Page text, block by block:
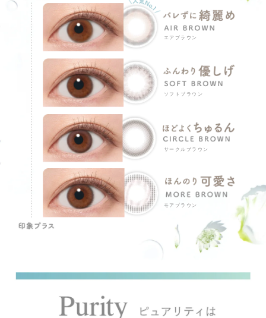
エアブラウン
ソフトブラウン
サークルブラウン
モアブラウン